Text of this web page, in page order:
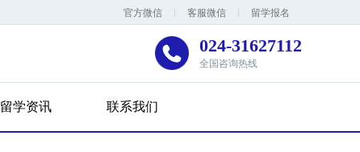
官方微信 客服微信 留学报名
024-31627112
全国咨询热线
留学资讯 联系我们